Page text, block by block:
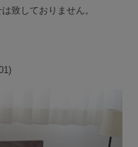
致しておりません。